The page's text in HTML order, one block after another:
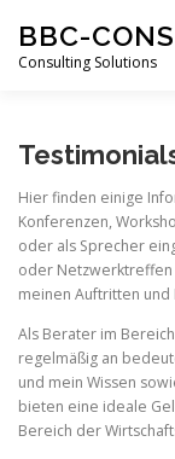
Inhalt
springen
BBC-
Consulting Solutions
WORKSHOPS &
English
Hier finden einige
Konferenzen,
oder als Sprecher
oder Netzwerktreffen
meinen Auftritten und
Als Berater im
regelmäßig an
und mein Wissen
bieten eine ideale
Bereich der